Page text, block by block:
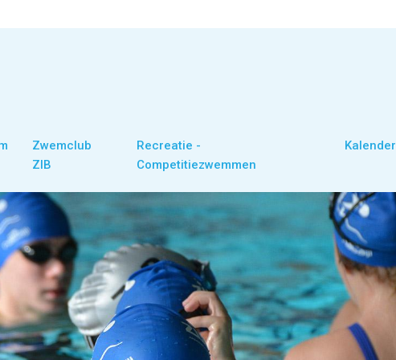
Zwemclub
ZIB
Recreatie -
Competitiezwemmen
Kalender